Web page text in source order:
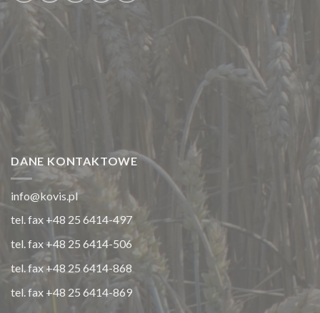
DANE KONTAKTOWE
info@kovis.pl
tel. fax +48 25 6414-497
tel. fax +48 25 6414-506
tel. fax +48 25 6414-868
tel. fax +48 25 6414-869